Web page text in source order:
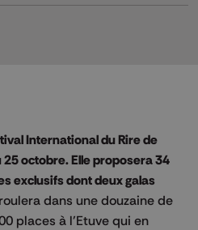
Whatsapp
International du Rire de
octobre. Elle proposera 34
exclusifs dont deux galas
dans une douzaine de
places à l’Etuve qui en